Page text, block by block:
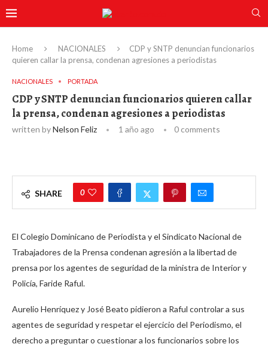
Home NACIONALES
CDP y SNTP denuncian funcionarios
quieren callar la prensa, condenan agresiones a periodistas
NACIONALES PORTADA
CDP y SNTP denuncian funcionarios quieren callar
la prensa, condenan agresiones a periodistas
written byNelson Feliz 1 año ago 0 comments
SHARE 0
El Colegio Dominicano de Periodista y el Sindicato Nacional de
Trabajadores de la Prensa condenan agresión a la libertad de
prensa por los agentes de seguridad de la ministra de Interior y
Policía, Faride Raful.
Aurelio Henríquez y José Beato pidieron a Raful controlar a sus
agentes de seguridad y respetar el ejercicio del Periodismo, el
derecho a preguntar o cuestionar a los funcionarios sobre los